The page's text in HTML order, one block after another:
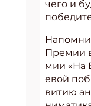
чего и
Премии
мии «На
евой
ви­тию